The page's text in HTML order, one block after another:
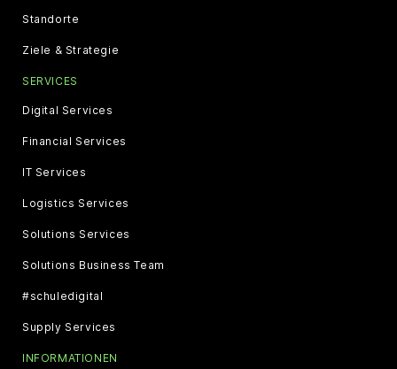
Standorte
Ziele & Strategie
SERVICES
Digital Services
Financial Services
IT Services
Logistics Services
Solutions Services
Solutions Business Team
#schuledigital
Supply Services
INFORMATIONEN